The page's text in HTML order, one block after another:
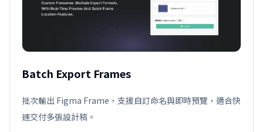
Batch Export Frames
批次輸出 Figma Frame，支援自訂命名與即時預覽，適合快
速交付多張設計稿。